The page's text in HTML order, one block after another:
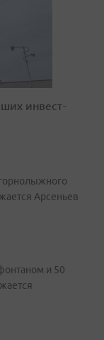
инвест-
Арсеньев
и 50